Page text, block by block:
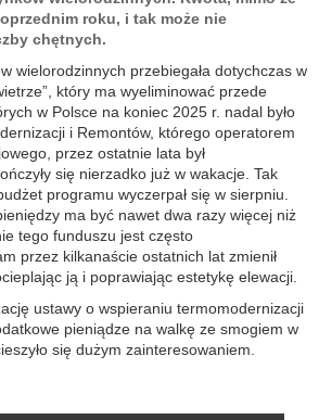
roku, i tak może nie
chętnych.
wielorodzinnych przebiegała dotychczas w
który ma wyeliminować przede
w Polsce na koniec 2025 r. nadal było
i Remontów, którego operatorem
przez ostatnie lata był
się nierzadko już w wakacje. Tak
programu wyczerpał się w sierpniu.
ma być nawet dwa razy więcej niż
tego funduszu jest często
przez kilkanaście ostatnich lat zmienił
ją i poprawiając estetykę elewacji.
ustawy o wspieraniu termomodernizacji
pieniądze na walkę ze smogiem w
się dużym zainteresowaniem.